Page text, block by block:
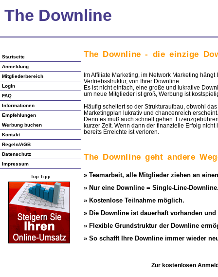
The Downline
Startseite
Anmeldung
Mitgliederbereich
Login
FAQ
Informationen
Empfehlungen
Werbung buchen
Kontakt
Regeln/AGB
Datenschutz
Impressum
Top Tipp
The Downline - die einzige
Im Affiliate Marketing, im Network Marketing
Vertriebsstruktur, von Ihrer Downline.
Es ist nicht einfach, eine große und lukrative
um neue Mitglieder ist groß, Werbung ist
Häufig scheitert so der Strukturaufbau, obwohl
Marketingplan lukrativ und chancenreich erscheint.
Denn es muß auch schnell gehen.
kurzer Zeit. Wenn dann der finanzielle Erfolg
bereits Erreichte ist verloren.
The Downline geht andere
» Teamarbeit, alle Mitglieder ziehen an
» Nur eine Downline = Single-Line-
» Kostenlose Teilnahme möglich.
» Die Downline ist dauerhaft vorhanden
» Flexible Grundstruktur der Downline
» So schafft Ihre Downline immer wieder
Zur kostenlosen